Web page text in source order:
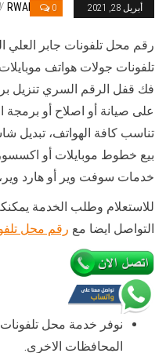
أبريل 28, 2021 0
RWAN
رقم محل تلفونات جابر العلي
تلفونات جولات هواتف
فك قفل الرقم السري تنزيل
على صيانة أو اصلاح أو برمجة
تناسب كافة الهواتف، تبديل
بيع خطوط موبايلات أو
خدمات سوفت وير أو هارد
للاستعلام وطلب الخدمة
التواصل ايضا مع رقم محل
نوفر خدمة محل
المحافظات الاخرى.